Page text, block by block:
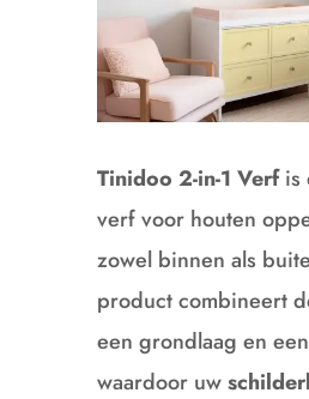
Tinidoo 2-in-1 Verfis
verf voor houten
zowel binnen als
product combineert
een grondlaag en
waardoor uw